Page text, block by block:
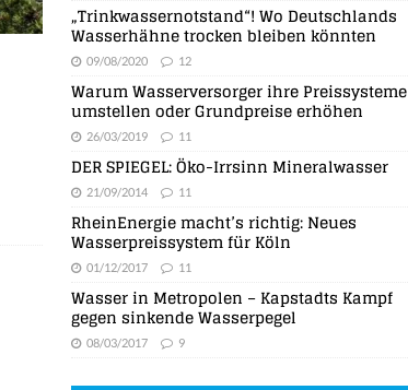
„Trinkwassernotstand“! Wo Deutschlands
Wasserhähne trocken bleiben könnten
09/08/2020 12
Warum Wasserversorger ihre Preissysteme
umstellen oder Grundpreise erhöhen
26/03/2019 11
DER SPIEGEL: Öko-Irrsinn Mineralwasser
21/09/2014 11
RheinEnergie macht’s richtig: Neues
Wasserpreissystem für Köln
01/12/2017 11
Wasser in Metropolen – Kapstadts Kampf
gegen sinkende Wasserpegel
08/03/2017 9